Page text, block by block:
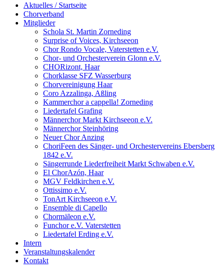
Aktuelles / Startseite
Chorverband
Mitglieder
Schola St. Martin Zorneding
Surprise of Voices, Kirchseeon
Chor Rondo Vocale, Vaterstetten e.V.
Chor- und Orchesterverein Glonn e.V.
CHORizont, Haar
Chorklasse SFZ Wasserburg
Chorvereinigung Haar
Coro Azzalinga, Aßling
Kammerchor a cappella! Zorneding
Liedertafel Grafing
Männerchor Markt Kirchseeon e.V.
Männerchor Steinhöring
Neuer Chor Anzing
ChoriFeen des Sänger- und Orchestervereins Ebersberg
1842 e.V.
Sängerrunde Liederfreiheit Markt Schwaben e.V.
El ChorAzón, Haar
MGV Feldkirchen e.V.
Ottissimo e.V.
TonArt Kirchseeon e.V.
Ensemble di Capello
Chormäleon e.V.
Funchor e.V. Vaterstetten
Liedertafel Erding e.V.
Intern
Veranstaltungskalender
Kontakt